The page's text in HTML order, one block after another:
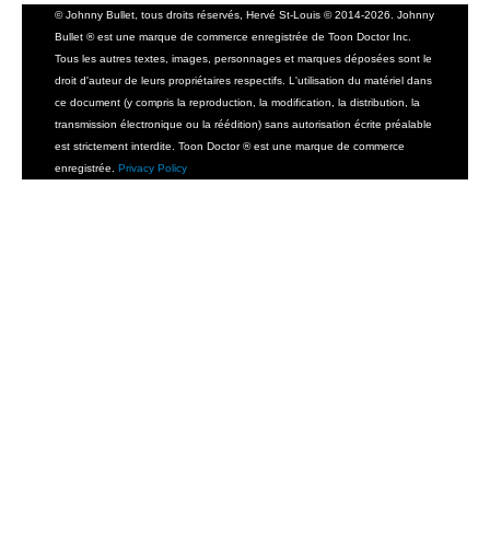
© Johnny Bullet, tous droits réservés, Hervé St-Louis © 2014-2026. Johnny
Bullet ® est une marque de commerce enregistrée de Toon Doctor Inc.
Tous les autres textes, images, personnages et marques déposées sont le
droit d'auteur de leurs propriétaires respectifs. L'utilisation du matériel dans
ce document (y compris la reproduction, la modification, la distribution, la
transmission électronique ou la réédition) sans autorisation écrite préalable
est strictement interdite. Toon Doctor ® est une marque de commerce
enregistrée. Privacy Policy